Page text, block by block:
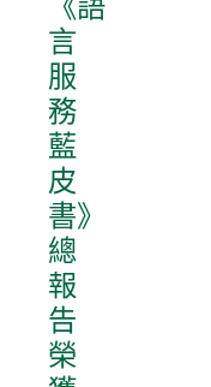
言
服
務
藍
皮
書》
總
報
告
榮